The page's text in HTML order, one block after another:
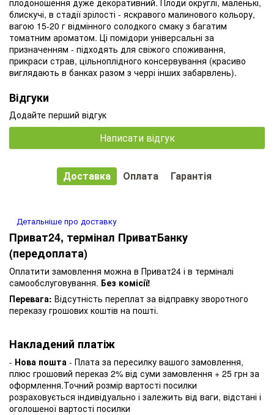
блискучі, в стадії зрілості - яскравого малинового кольору,
вагою 15-20 г відмінного солодкого смаку з багатим
томатним ароматом. Ці помідори універсальні за
призначенням - підходять для свіжого споживання,
прикраси страв, цільноплідного консервування (красиво
виглядають в банках разом з черрі інших забарвлень).
Відгуки
Додайте перший відгук
Написати відгук
Доставка Оплата Гарантія
Детальніше про доставку
Приват24, термінал ПриватБанку
(передоплата)
Оплатити замовлення можна в Приват24 і в терміналі
самообслуговування. Без комісії!
Перевага: Відсутність переплат за відправку зворотного
переказу грошових коштів на пошті.
Накладений платіж
- Нова пошта - Плата за пересилку вашого замовлення,
плюс грошовий переказ 2% від суми замовлення + 25 грн за
оформлення.Точний розмір вартості посилки
розраховується індивідуально і залежить від ваги, відстані і
оголошеної вартості посилки